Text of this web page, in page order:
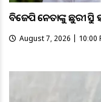
ବିଜେପି ନେତାଙ୍କୁ ଛୁରୀ ଭୁସି
August 7, 2026 | 10:00